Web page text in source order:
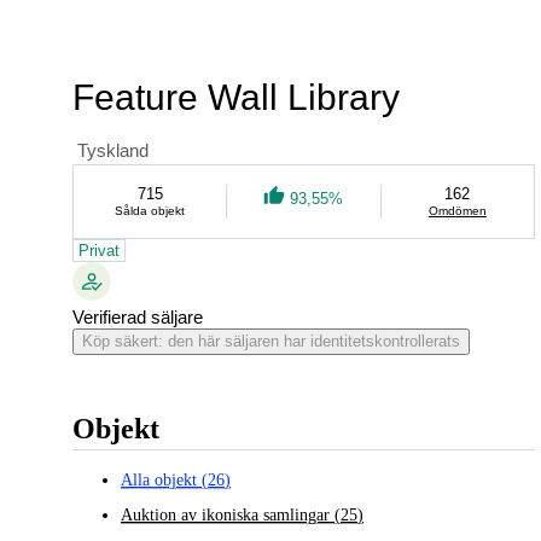
Feature Wall Library
Tyskland
715
Sålda objekt
93,55% 162
Omdömen
Privat
Verifierad säljare
Köp säkert: den här säljaren har identitetskontrollerats
Objekt
Alla objekt (26)
Auktion av ikoniska samlingar (25)